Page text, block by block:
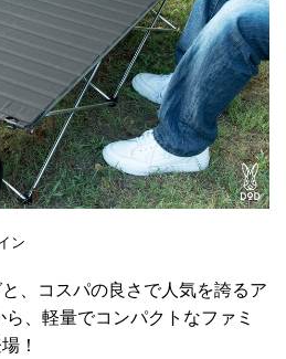
ン
、コスパの良さで人気を誇るア
、軽量でコンパクトなファミ
！